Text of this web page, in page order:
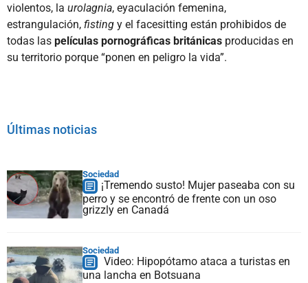
violentos, la urolagnia, eyaculación femenina,
estrangulación, fisting y el facesitting están prohibidos de
todas las películas pornográficas británicas producidas en
su territorio porque “ponen en peligro la vida”.
Últimas noticias
Sociedad
¡Tremendo susto! Mujer paseaba con su
perro y se encontró de frente con un oso
grizzly en Canadá
Sociedad
Video: Hipopótamo ataca a turistas en
una lancha en Botsuana